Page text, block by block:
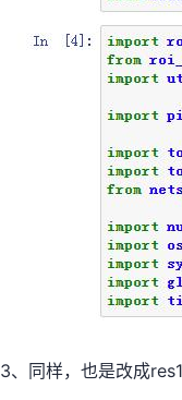
3、同样，也是改成